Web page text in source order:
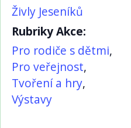
Živly Jeseníků
Rubriky Akce:
Pro rodiče s dětmi,
Pro veřejnost,
Tvoření a hry,
Výstavy